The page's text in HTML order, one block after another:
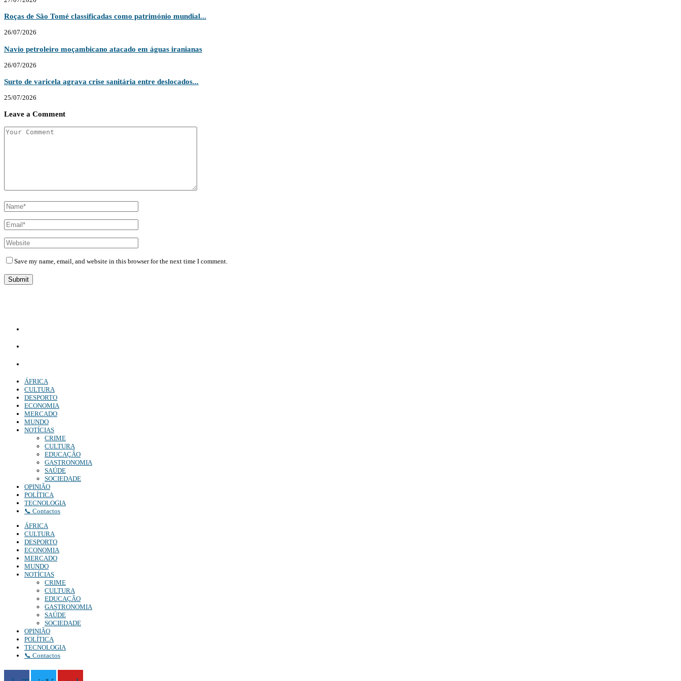
Roças de São Tomé classificadas como património mundial...
26/07/2026
Navio petroleiro moçambicano atacado em águas iranianas
26/07/2026
Surto de varicela agrava crise sanitária entre deslocados...
25/07/2026
Leave a Comment
Save my name, email, and website in this browser for the next time I comment.
ÁFRICA
CULTURA
DESPORTO
ECONOMIA
MERCADO
MUNDO
NOTÍCIAS
CRIME
CULTURA
EDUCAÇÃO
GASTRONOMIA
SAÚDE
SOCIEDADE
OPINIÃO
POLÍTICA
TECNOLOGIA
📞 Contactos
ÁFRICA
CULTURA
DESPORTO
ECONOMIA
MERCADO
MUNDO
NOTÍCIAS
CRIME
CULTURA
EDUCAÇÃO
GASTRONOMIA
SAÚDE
SOCIEDADE
OPINIÃO
POLÍTICA
TECNOLOGIA
📞 Contactos